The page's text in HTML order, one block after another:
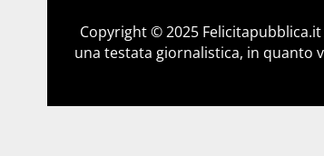
Copyright © 2025
una testata giornalistica, in quanto